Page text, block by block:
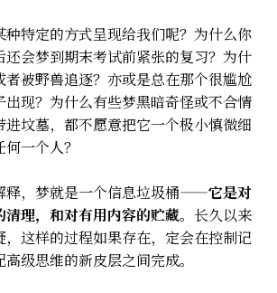
种特定的方式呈现给我们呢？为什么你
还会梦到期末考试前紧张的复习？为什
者被野兽追逐？亦或是总在那个很尴尬
出现？为什么有些梦黑暗奇怪或不合情
坟墓，都不愿意把它一个极小慎微细
一个人？
释，梦就是一个信息垃圾桶——它是对
理，和对有用内容的贮藏。 长久以来
这样的过程如果存在，定会在控制记
级思维的新皮层之间完成。